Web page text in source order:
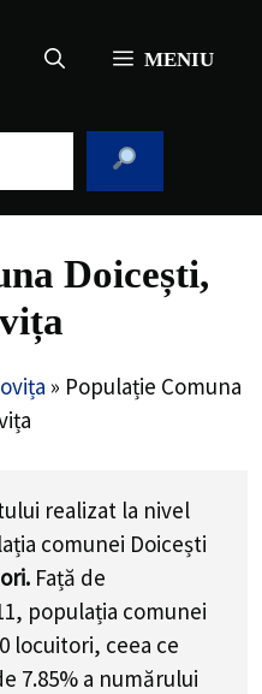
MENIU
Doicești,
» Populație Comuna
realizat la nivel
comunei Doicești
Față de
populația comunei
locuitori, ceea ce
7.85% a numărului